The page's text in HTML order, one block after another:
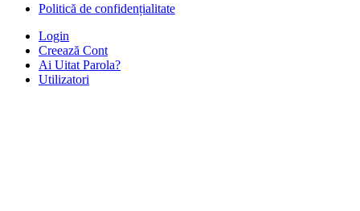
Politică de confidențialitate
Login
Creează Cont
Ai Uitat Parola?
Utilizatori